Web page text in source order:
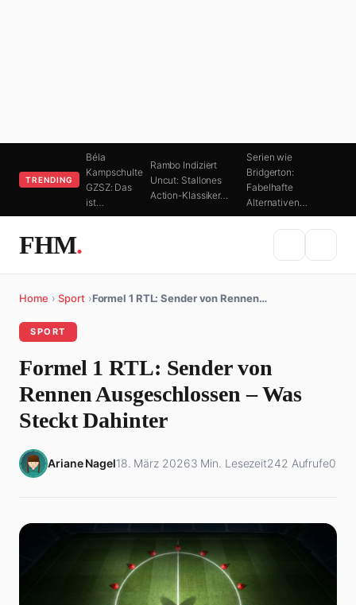
TRENDING
Béla
Kampschulte
GZSZ: Das
ist…
Rambo Indiziert
Uncut: Stallones
Action-Klassiker…
Serien wie
Bridgerton:
Fabelhafte
Alternativen…
FHM.
Home › Sport ›Formel 1 RTL: Sender von Rennen…
SPORT
Formel 1 RTL: Sender von
Rennen Ausgeschlossen – Was
Steckt Dahinter
Ariane Nagel18. März 20263 Min. Lesezeit242 Aufrufe0